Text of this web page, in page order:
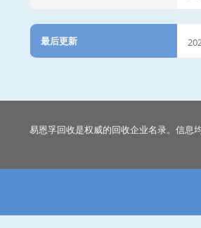
最后更新
易恩孚回收是权威的回收企业名录。信息